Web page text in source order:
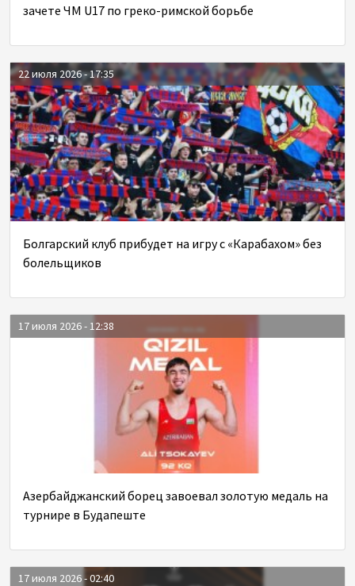
зачете ЧМ U17 по греко-римской борьбе
22 июля 2026 - 17:35
Болгарский клуб прибудет на игру с «Карабахом» без
болельщиков
17 июля 2026 - 12:38
Азербайджанский борец завоевал золотую медаль на
турнире в Будапеште
17 июля 2026 - 02:40